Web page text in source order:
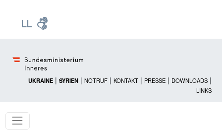
UKRAINE | SYRIEN | NOTRUF | KONTAKT | PRESSE | DOWNLOADS |
LINKS